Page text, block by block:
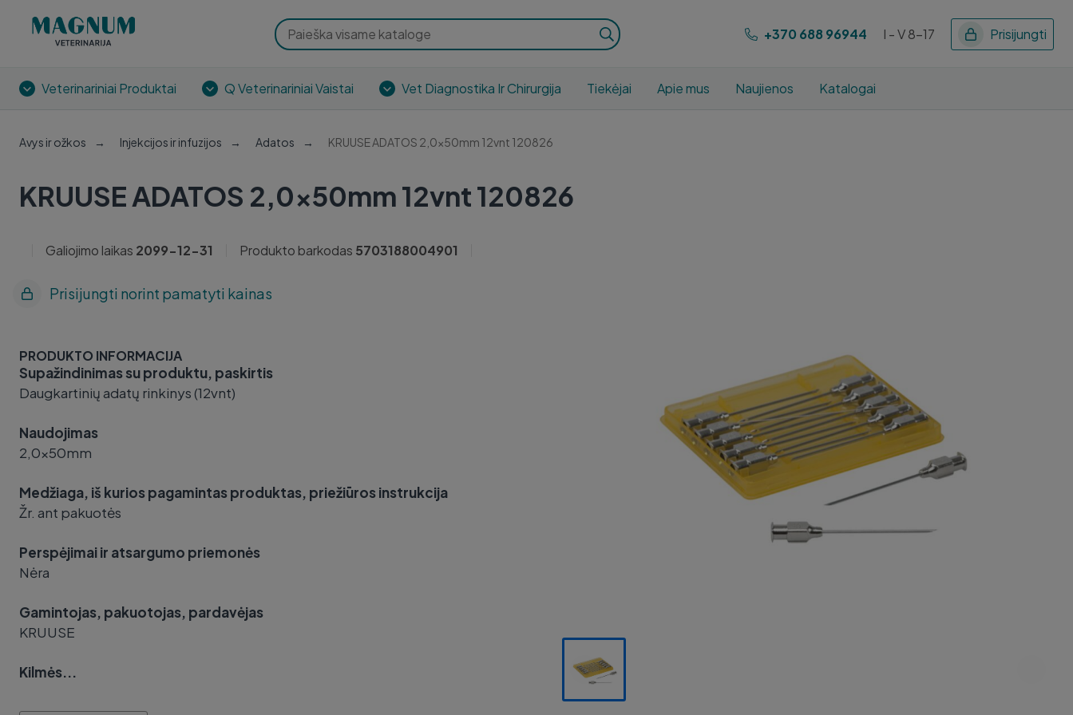
+370 688 96944 I - V 8-17 Prisijungti
Veterinariniai Produktai Q Veterinariniai Vaistai Vet Diagnostika Ir Chirurgija Tiekėjai Apie mus Naujienos Katalogai
Avys ir ožkos Injekcijos ir infuzijos Adatos KRUUSE ADATOS 2,0x50mm 12vnt 120826
KRUUSE ADATOS 2,0x50mm 12vnt 120826
Galiojimo laikas 2099-12-31 Produkto barkodas 5703188004901
Prisijungti norint pamatyti kainas
PRODUKTO INFORMACIJA
Supažindinimas su produktu, paskirtis
Daugkartinių adatų rinkinys (12vnt)
Naudojimas
2,0x50mm
Medžiaga, iš kurios pagamintas produktas, priežiūros instrukcija
Žr. ant pakuotės
Perspėjimai ir atsargumo priemonės
Nėra
Gamintojas, pakuotojas, pardavėjas
KRUUSE
Kilmės...